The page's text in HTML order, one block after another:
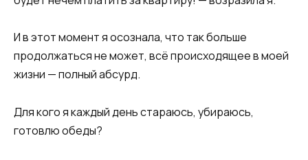
И в этот момент я осознала, что так больше
продолжаться не может, всё происходящее в моей
жизни — полный абсурд.
Для кого я каждый день стараюсь, убираюсь,
готовлю обеды?